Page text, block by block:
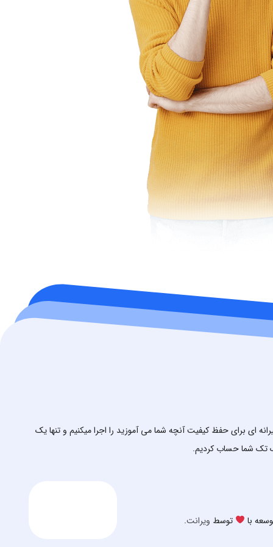
ای برای حفظ کیفیت آنچه شما می آموزید را اجرا میکنیم و تنها یک
تک شما حساب کردیم.
با توسط ویرانت.